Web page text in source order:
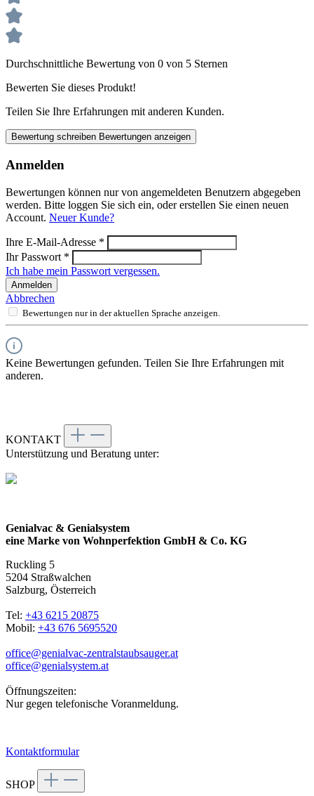
Durchschnittliche Bewertung von 0 von 5 Sternen
Bewerten Sie dieses Produkt!
Teilen Sie Ihre Erfahrungen mit anderen Kunden.
Bewertung schreiben Bewertungen anzeigen
Anmelden
Bewertungen können nur von angemeldeten Benutzern abgegeben
werden. Bitte loggen Sie sich ein, oder erstellen Sie einen neuen
Account. Neuer Kunde?
Ihre E-Mail-Adresse *
Ihr Passwort *
Ich habe mein Passwort vergessen.
Anmelden
Abbrechen
Bewertungen nur in der aktuellen Sprache anzeigen.
Keine Bewertungen gefunden. Teilen Sie Ihre Erfahrungen mit
anderen.
KONTAKT
Unterstützung und Beratung unter:
Genialvac & Genialsystem
eine Marke von Wohnperfektion GmbH & Co. KG
Ruckling 5
5204 Straßwalchen
Salzburg, Österreich
Tel: +43 6215 20875
Mobil: +43 676 5695520
office@genialvac-zentralstaubsauger.at
office@genialsystem.at
Öffnungszeiten:
Nur gegen telefonische Voranmeldung.
Kontaktformular
SHOP